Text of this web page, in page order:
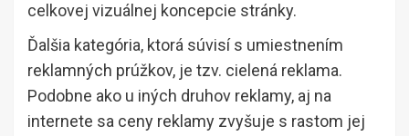
celkovej vizuálnej koncepcie stránky.
Ďalšia kategória, ktorá súvisí s umiestnením
reklamných prúžkov, je tzv. cielená reklama.
Podobne ako u iných druhov reklamy, aj na
internete sa ceny reklamy zvyšuje s rastom jej